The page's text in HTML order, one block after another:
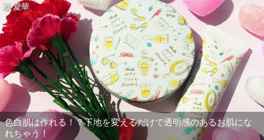
雅 愛華
色白肌は作れる！？下地を変えるだけで透明感のあるお肌にな
れちゃう！